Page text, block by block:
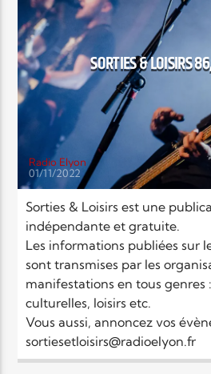
TITRE
ARTISTE
Radio Elyon
Elyon Rhema
Elyon Hits
SORTIES & LOISIRS
Radio Elyon
01/11/2022
Sorties & Loisirs est une
indépendante et gratuite.
Les informations publiées sur
sont transmises par les
manifestations en tous genres
culturelles, loisirs etc.
Vous aussi, annoncez vos
sortiesetloisirs@radioelyon.fr